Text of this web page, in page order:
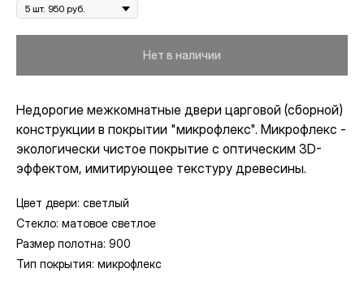
Нет в наличии
Недорогие межкомнатные двери царговой (сборной)
конструкции в покрытии "микрофлекс". Микрофлекс -
экологически чистое покрытие с оптическим 3D-
эффектом, имитирующее текстуру древесины.
Цвет двери: светлый
Стекло: матовое светлое
Размер полотна: 900
Тип покрытия: микрофлекс